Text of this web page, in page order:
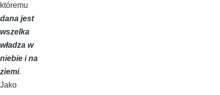
któremu
dana jest
wszelka
władza w
niebie i na
ziemi.
Jako